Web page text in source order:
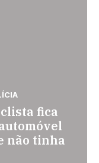
mais
10
fica
não tinha
a
de Mato